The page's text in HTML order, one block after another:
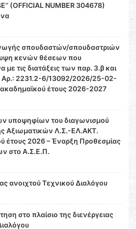
(OFFICIAL NUMBER 304678)
σπουδαστών/σπουδαστριών
κενών θέσεων που
τις διατάξεις των παρ. 3.β και
Αρ.: 2231.2-6/13092/2026/25-02-
έτους 2026-2027
υποψηφίων του διαγωνισμού
Αξιωματικών Λ.Σ.-ΕΛ.ΑΚΤ.
έτους 2026 – Έναρξη Προθεσμίας
στο Α.Σ.Ε.Π.
ανοιχτού Τεχνικού Διαλόγου
στο πλαίσιο της διενέργειας